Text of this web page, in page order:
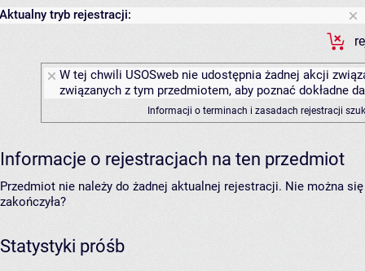
Aktualny tryb rejestracji:
W tej chwili USOSweb nie udostępnia żadnej akcji
związanych z tym przedmiotem, aby poznać dokładne
Informacji o terminach i zasadach rejestracji
Informacje o rejestracjach na ten przedmiot
Przedmiot nie należy do żadnej aktualnej rejestracji. Nie można
zakończyła?
Statystyki próśb